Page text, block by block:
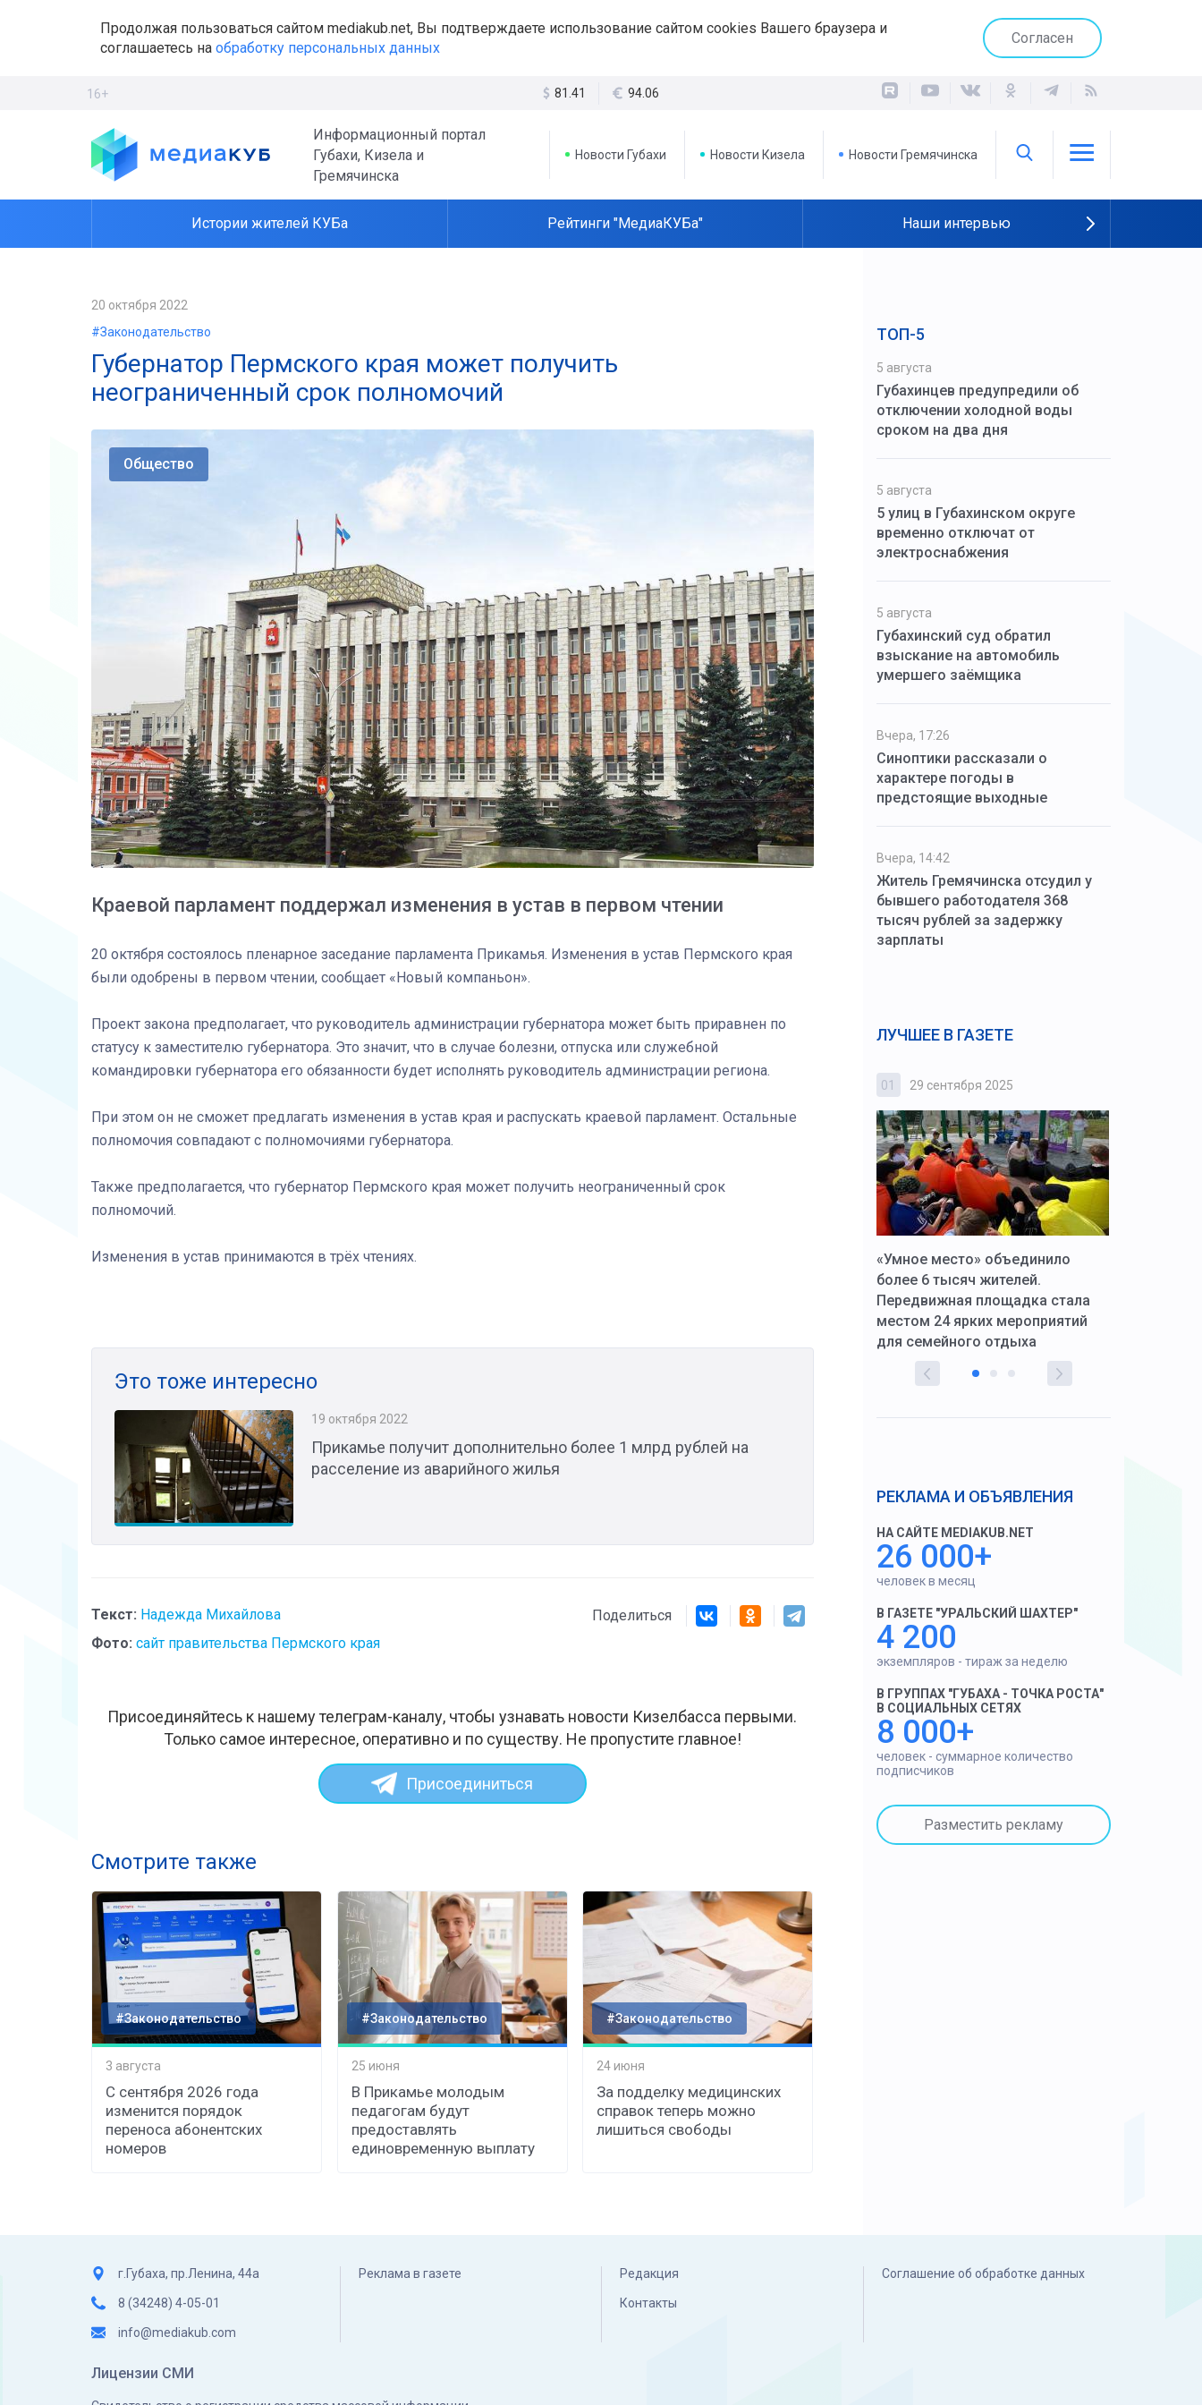
Продолжая пользоваться сайтом mediakub.net, Вы подтверждаете использование сайтом cookies Вашего браузера и
соглашаетесь на обработку персональных данных
Согласен
16+ 81.41 94.06
Информационный портал
Губахи, Кизела и
Гремячинска
Новости Губахи Новости Кизела Новости Гремячинска
Истории жителей КУБа Рейтинги "МедиаКУБа" Наши интервью
20 октября 2022
#Законодательство
Губернатор Пермского края может получить
неограниченный срок полномочий
Общество
Краевой парламент поддержал изменения в устав в первом чтении
20 октября состоялось пленарное заседание парламента Прикамья. Изменения в устав Пермского края
были одобрены в первом чтении, сообщает «Новый компаньон».
Проект закона предполагает, что руководитель администрации губернатора может быть приравнен по
статусу к заместителю губернатора. Это значит, что в случае болезни, отпуска или служебной
командировки губернатора его обязанности будет исполнять руководитель администрации региона.
При этом он не сможет предлагать изменения в устав края и распускать краевой парламент. Остальные
полномочия совпадают с полномочиями губернатора.
Также предполагается, что губернатор Пермского края может получить неограниченный срок
полномочий.
Изменения в устав принимаются в трёх чтениях.
Это тоже интересно
19 октября 2022
Прикамье получит дополнительно более 1 млрд рублей на
расселение из аварийного жилья
Текст: Надежда Михайлова
Фото: сайт правительства Пермского края
Поделиться
Присоединяйтесь к нашему телеграм-каналу, чтобы узнавать новости Кизелбасса первыми.
Только самое интересное, оперативно и по существу. Не пропустите главное!
Присоединиться
Смотрите также
#Законодательство
3 августа
С сентября 2026 года
изменится порядок
переноса абонентских
номеров
#Законодательство
25 июня
В Прикамье молодым
педагогам будут
предоставлять
единовременную выплату
#Законодательство
24 июня
За подделку медицинских
справок теперь можно
лишиться свободы
ТОП-5
5 августа
Губахинцев предупредили об
отключении холодной воды
сроком на два дня
5 августа
5 улиц в Губахинском округе
временно отключат от
электроснабжения
5 августа
Губахинский суд обратил
взыскание на автомобиль
умершего заёмщика
Вчера, 17:26
Синоптики рассказали о
характере погоды в
предстоящие выходные
Вчера, 14:42
Житель Гремячинска отсудил у
бывшего работодателя 368
тысяч рублей за задержку
зарплаты
ЛУЧШЕЕ В ГАЗЕТЕ
01 29 сентября 2025
«Умное место» объединило
более 6 тысяч жителей.
Передвижная площадка стала
местом 24 ярких мероприятий
для семейного отдыха
РЕКЛАМА И ОБЪЯВЛЕНИЯ
НА САЙТЕ MEDIAKUB.NET
26 000+
человек в месяц
В ГАЗЕТЕ "УРАЛЬСКИЙ ШАХТЕР"
4 200
экземпляров - тираж за неделю
В ГРУППАХ "ГУБАХА - ТОЧКА РОСТА"
В СОЦИАЛЬНЫХ СЕТЯХ
8 000+
человек - суммарное количество
подписчиков
Разместить рекламу
г.Губаха, пр.Ленина, 44а
8 (34248) 4-05-01
info@mediakub.com
Реклама в газете Редакция
Контакты
Соглашение об обработке данных
Лицензии СМИ